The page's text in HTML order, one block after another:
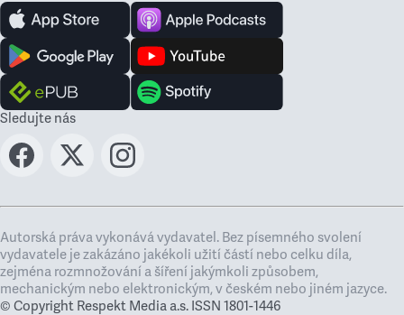
Sledujte nás
Autorská práva vykonává vydavatel. Bez písemného svolení
vydavatele je zakázáno jakékoli užití částí nebo celku díla,
zejména rozmnožování a šíření jakýmkoli způsobem,
mechanickým nebo elektronickým, v českém nebo jiném jazyce.
© Copyright Respekt Media a.s. ISSN 1801-1446